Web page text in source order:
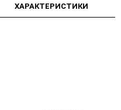
ХАРАКТЕРИСТИКИ